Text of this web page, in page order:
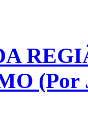
(Por